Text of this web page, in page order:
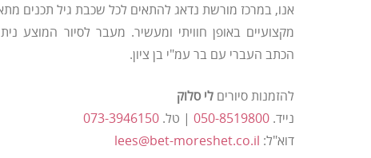
אנו, במרכז מורשת נדאג להתאים לכל שכבת גיל תכנים
מקצועיים באופן חוויתי ומעשיר. מעבר לסיור המוצע
הכתב העברי עם בר עמ"י בן ציון.
להזמנות סיורים לי סלוק
נייד. 050-8519800 | טל. 073-3946150
דוא"ל: lees@bet-moreshet.co.il